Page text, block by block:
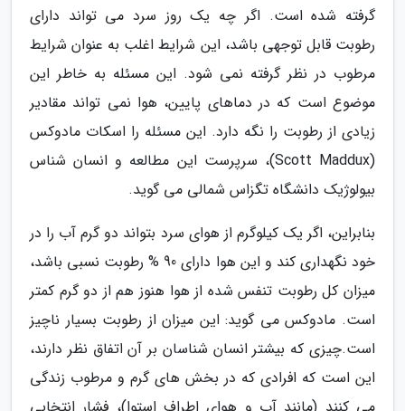
گرفته شده است. اگر چه یک روز سرد می تواند دارای
رطوبت قابل توجهی باشد، این شرایط اغلب به عنوان شرایط
مرطوب در نظر گرفته نمی شود. این مسئله به خاطر این
موضوع است که در دماهای پایین، هوا نمی تواند مقادیر
زیادی از رطوبت را نگه دارد. این مسئله را اسکات مادوکس
(Scott Maddux)، سرپرست این مطالعه و انسان شناس
بیولوژیک دانشگاه تگزاس شمالی می گوید.
بنابراین، اگر یک کیلوگرم از هوای سرد بتواند دو گرم آب را در
خود نگهداری کند و این هوا دارای 90 % رطوبت نسبی باشد،
میزان کل رطوبت تنفس شده از هوا هنوز هم از دو گرم کمتر
است. مادوکس می گوید: این میزان از رطوبت بسیار ناچیز
است.چیزی که بیشتر انسان شناسان بر آن اتفاق نظر دارند،
این است که افرادی که در بخش های گرم و مرطوب زندگی